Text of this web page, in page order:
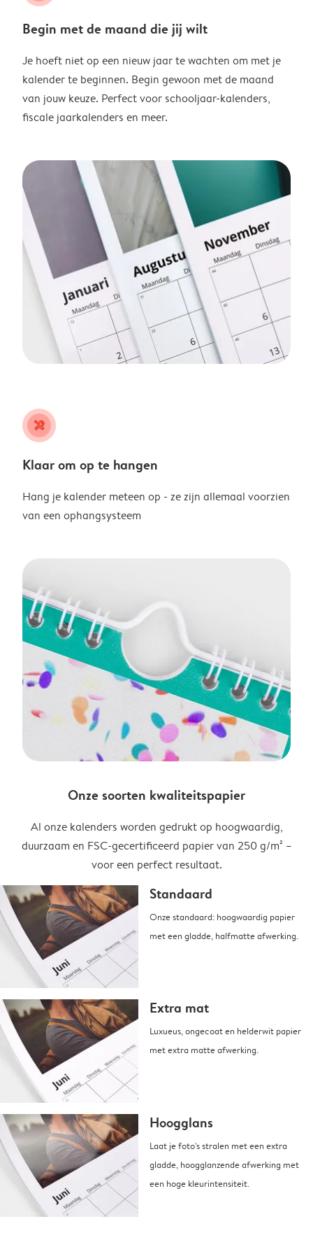
Begin met de maand die jij wilt
Je hoeft niet op een nieuw jaar te wachten om met je
kalender te beginnen. Begin gewoon met de maand
van jouw keuze. Perfect voor schooljaar-kalenders,
fiscale jaarkalenders en meer.
tools
Klaar om op te hangen
Hang je kalender meteen op - ze zijn allemaal voorzien
van een ophangsysteem
Onze soorten kwaliteitspapier
Al onze kalenders worden gedrukt op hoogwaardig,
duurzaam en FSC-gecertificeerd papier van 250 g/m² –
voor een perfect resultaat.
Standaard
Onze standaard: hoogwaardig papier
met een gladde, halfmatte afwerking.
Extra mat
Luxueus, ongecoat en helderwit papier
met extra matte afwerking.
Hoogglans
Laat je foto's stralen met een extra
gladde, hoogglanzende afwerking met
een hoge kleurintensiteit.